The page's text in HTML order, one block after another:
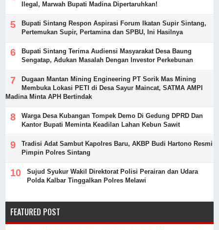
Ilegal, Marwah Bupati Madina Dipertaruhkan!
Bupati Sintang Respon Aspirasi Forum Ikatan Supir Sintang,
Pertemukan Supir, Pertamina dan SPBU, Ini Hasilnya
Bupati Sintang Terima Audiensi Masyarakat Desa Baung
Sengatap, Adukan Masalah Dengan Investor Perkebunan
Dugaan Mantan Mining Engineering PT Sorik Mas Mining
Membuka Lokasi PETI di Desa Sayur Maincat, SATMA AMPI
Madina Minta APH Bertindak
Warga Desa Kubangan Tompek Demo Di Gedung DPRD Dan
Kantor Bupati Meminta Keadilan Lahan Kebun Sawit
Tradisi Adat Sambut Kapolres Baru, AKBP Budi Hartono Resmi
Pimpin Polres Sintang
Sujud Syukur Wakil Direktorat Polisi Perairan dan Udara
Polda Kalbar Tinggalkan Polres Melawi
FEATURED POST